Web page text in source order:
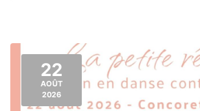
22
AOÛT
2026